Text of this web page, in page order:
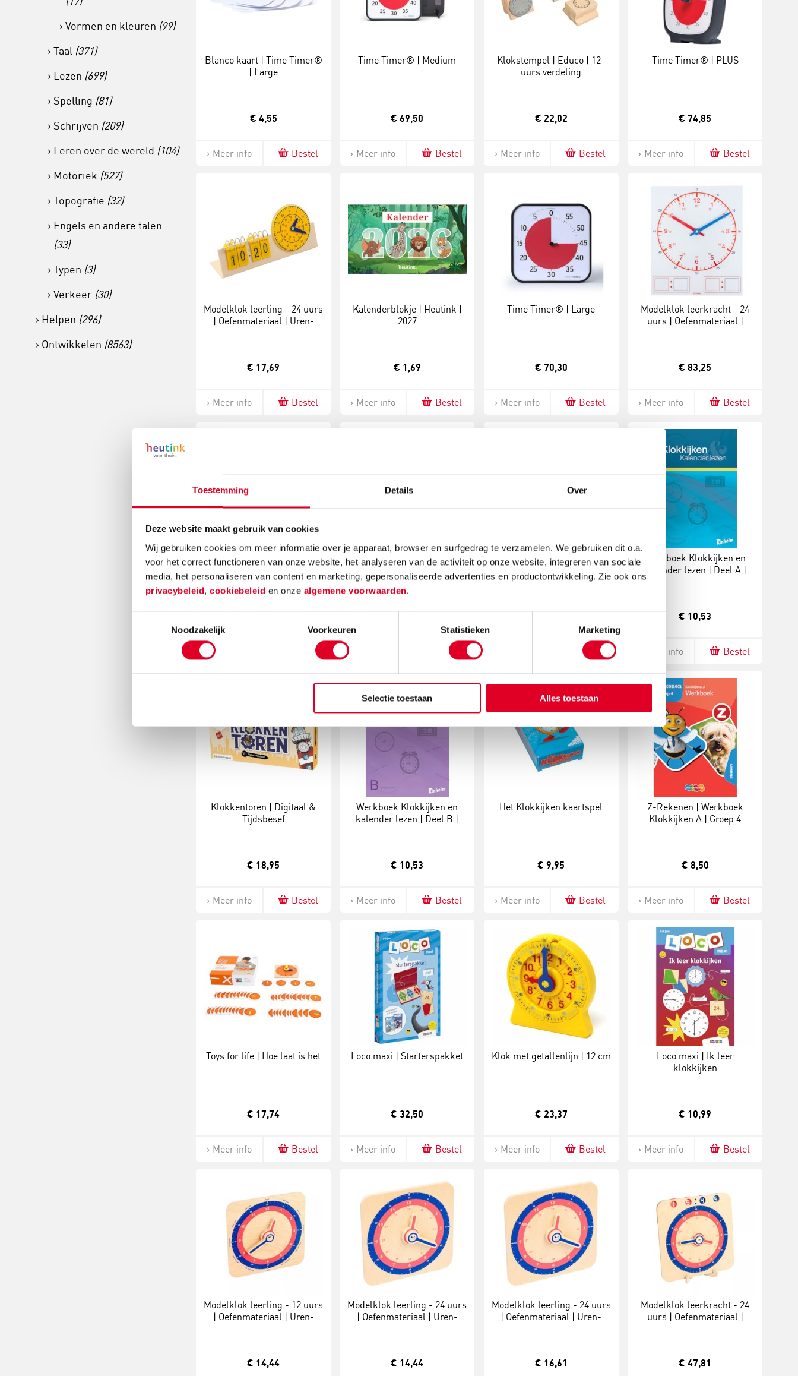
Toestemming Details Over
Deze website maakt gebruik van cookies
Wij gebruiken cookies om meer informatie over je apparaat, browser en surfgedrag te verzamelen. We gebruiken dit o.a.
voor het correct functioneren van onze website, het analyseren van de activiteit op onze website, integreren van sociale
media, het personaliseren van content en marketing, gepersonaliseerde advertenties en productontwikkeling. Zie ook ons
privacybeleid, cookiebeleid en onze algemene voorwaarden.
Noodzakelijk
Voorkeuren Statistieken Marketing
Selectie toestaan Alles toestaan
Vormen en kleuren (99)
Taal (371)
Lezen (699)
Spelling (81)
Schrijven (209)
Leren over de wereld (104)
Motoriek (527)
Topografie (32)
Engels en andere talen
(33)
Typen (3)
Verkeer (30)
Helpen (296)
Ontwikkelen (8563)
Blanco kaart | Time Timer®
| Large
€ 4,55
Meer info Bestel
Time Timer® | Medium
€ 69,50
Meer info Bestel
Klokstempel | Educo | 12-
uurs verdeling
€ 22,02
Meer info Bestel
Time Timer® | PLUS
€ 74,85
Meer info Bestel
Modelklok leerling - 24 uurs
| Oefenmateriaal | Uren-
€ 17,69
Meer info Bestel
Kalenderblokje | Heutink |
2027
€ 1,69
Meer info Bestel
Time Timer® | Large
€ 70,30
Meer info Bestel
Modelklok leerkracht - 24
uurs | Oefenmateriaal |
€ 83,25
Meer info Bestel
Modelklok leerling - 24 uurs
| Oefenmateriaal | Uren-
minuten | Analoog-digitaal
Meer info Bestel
Time Timer® | Pocket
Bestel
Klokkentoren | Analoog &
Kalender
Bestel
Werkboek Klokkijken en
kalender lezen | Deel A |
€ 10,53
Meer info Bestel
Klokkentoren | Digitaal &
Tijdsbesef
€ 18,95
Meer info Bestel
Werkboek Klokkijken en
kalender lezen | Deel B |
€ 10,53
Meer info Bestel
Het Klokkijken kaartspel
€ 9,95
Meer info Bestel
Z-Rekenen | Werkboek
Klokkijken A | Groep 4
€ 8,50
Meer info Bestel
Toys for life | Hoe laat is het
€ 17,74
Meer info Bestel
Loco maxi | Starterspakket
€ 32,50
Meer info Bestel
Klok met getallenlijn | 12 cm
€ 23,37
Meer info Bestel
Loco maxi | Ik leer
klokkijken
€ 10,99
Meer info Bestel
Modelklok leerling - 12 uurs
| Oefenmateriaal | Uren-
€ 14,44
Modelklok leerling - 24 uurs
| Oefenmateriaal | Uren-
€ 14,44
Modelklok leerling - 24 uurs
| Oefenmateriaal | Uren-
€ 16,61
Modelklok leerkracht - 24
uurs | Oefenmateriaal |
€ 47,81